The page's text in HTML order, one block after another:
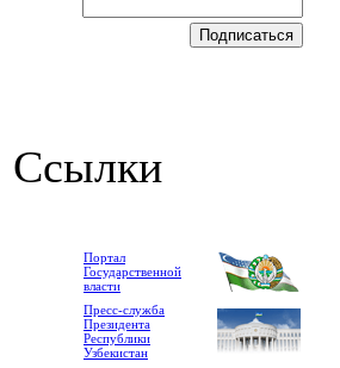
Ссылки
Портал
Государственной
власти
Пресс-служба
Президента
Республики
Узбекистан